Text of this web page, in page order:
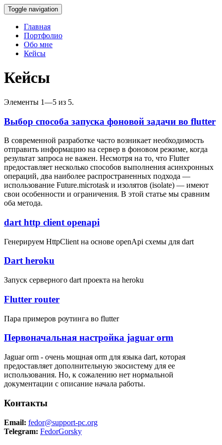
Toggle navigation
Главная
Портфолио
Обо мне
Кейсы
Кейсы
Элементы 1—5 из 5.
Выбор способа запуска фоновой задачи во flutter
В современной разработке часто возникает необходимость
отправить информацию на сервер в фоновом режиме, когда
результат запроса не важен. Несмотря на то, что Flutter
предоставляет несколько способов выполнения асинхронных
операций, два наиболее распространенных подхода —
использование Future.microtask и изолятов (isolate) — имеют
свои особенности и ограничения. В этой статье мы сравним
оба метода.
dart http client openapi
Генерируем HttpClient на основе openApi схемы для dart
Dart heroku
Запуск серверного dart проекта на heroku
Flutter router
Пара примеров роутинга во flutter
Первоначальная настройка jaguar orm
Jaguar orm - очень мощная orm для языка dart, которая
предоставляет дополнительную экосистему для ее
использования. Но, к сожалению нет нормальной
документации с описание начала работы.
Контакты
Email: fedor@support-pc.org
Telegram: FedorGorsky